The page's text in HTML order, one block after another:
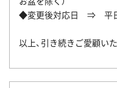
◆変更後対応日 ⇒ 平日（
以上、引き続きご愛顧い